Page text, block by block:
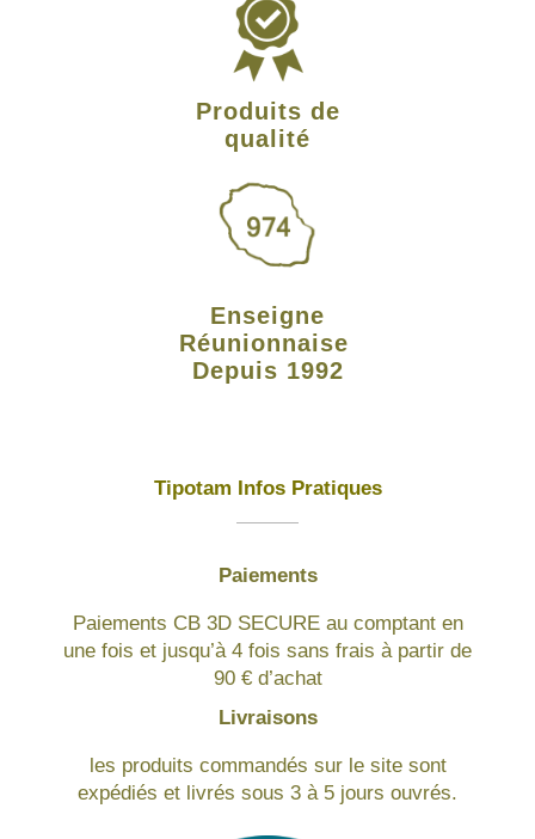
Produits de
qualité
Enseigne
Réunionnaise
Depuis 1992
Tipotam Infos Pratiques
Paiements
Paiements CB 3D SECURE au comptant en
une fois et jusqu’à 4 fois sans frais à partir de
90 € d’achat
Livraisons
les produits commandés sur le site sont
expédiés et livrés sous 3 à 5 jours ouvrés.